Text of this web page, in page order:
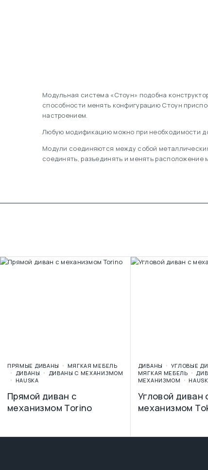
Модульная система «Стоун» подобна
способности менять конфигурацию Стоун
настроением.
Любую модификацию можно при необходимости
Модули соединяются между собой
соединять, разъединять и менять расположение
ПРЯМЫЕ ДИВАНЫ
МЯГКАЯ МЕБЕЛЬ
ДИВАНЫ
ДИВАНЫ С МЕХАНИЗМОМ
HAUSKA
Прямой диван с
механизмом Torino
ДИВАНЫ
УГЛОВЫЕ
МЯГКАЯ МЕБЕЛЬ
МЕХАНИЗМОМ
Угловой диван
механизмом